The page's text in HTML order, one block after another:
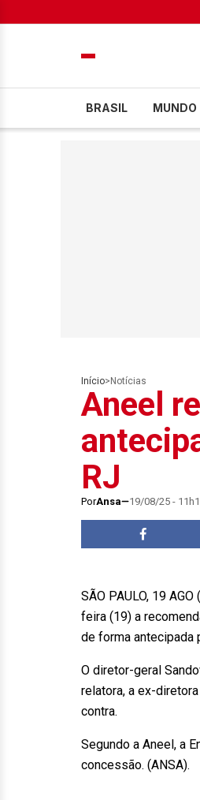
BRASIL MUNDO
Início> Notícias
Aneel
RJ
PorAnsa 19/08/25 -
SÃO PAULO, 19
feira (19) a
de forma antecipada
O diretor-geral
relatora, a ex-
contra.
Segundo a Aneel, a
concessão. (ANSA).